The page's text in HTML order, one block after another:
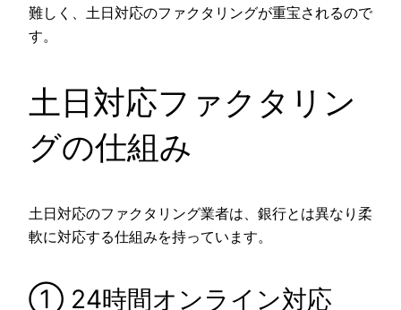
難しく、土日対応のファクタリングが重宝されるので
す。
土日対応ファクタリン
グの仕組み
土日対応のファクタリング業者は、銀行とは異なり柔
軟に対応する仕組みを持っています。
① 24時間オンライン対応